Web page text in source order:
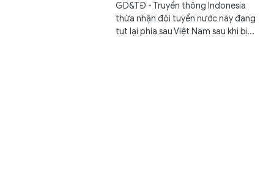
GD&TĐ - Truyền thông Indonesia
thừa nhận đội tuyển nước này đang
tụt lại phía sau Việt Nam sau khi bị...